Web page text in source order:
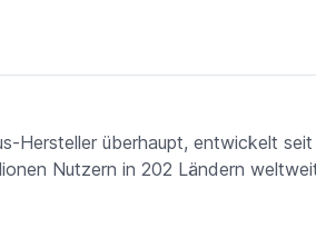
Hersteller überhaupt, entwickelt
Nutzern in 202 Ländern